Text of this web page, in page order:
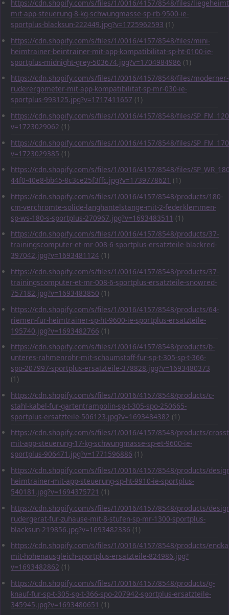
https://cdn.shopify.com/s/files/1/0016/4157/8548/files/
mit-app-steuerung-8-kg-schwungmasse-sp-rb-9500-ie-
sportplus-blacksun-222449.jpg?v=1725962593 (1)
https://cdn.shopify.com/s/files/1/0016/4157/8548/files/mini-
heimtrainer-beintrainer-mit-app-kompatibilitat-sp-ht-0100-ie-
sportplus-midnight-grey-503674.jpg?v=1704984986 (1)
https://cdn.shopify.com/s/files/1/0016/4157/8548/files/moderner-
ruderergometer-mit-app-kompatibilitat-sp-mr-030-ie-
sportplus-993125.jpg?v=1717411657 (1)
https://cdn.shopify.com/s/files/1/0016/4157/8548/files/
v=1723029062 (1)
https://cdn.shopify.com/s/files/1/0016/4157/8548/files/
v=1723029385 (1)
https://cdn.shopify.com/s/files/1/0016/4157/8548/files/
44f0-40e8-bb45-8c3ce25f3ffc.jpg?v=1739778621 (1)
https://cdn.shopify.com/s/files/1/0016/4157/8548/products/180-
cm-verchromte-solide-langhantelstange-mit-2-federklemmen-
sp-ws-180-s-sportplus-270967.jpg?v=1693483511 (1)
https://cdn.shopify.com/s/files/1/0016/4157/8548/products/37-
trainingscomputer-et-mr-008-6-sportplus-ersatzteile-blackred-
397042.jpg?v=1693481124 (1)
https://cdn.shopify.com/s/files/1/0016/4157/8548/products/37-
trainingscomputer-et-mr-008-6-sportplus-ersatzteile-snowred-
757182.jpg?v=1693483850 (1)
https://cdn.shopify.com/s/files/1/0016/4157/8548/products/64-
riemen-fur-heimtrainer-sp-ht-9600-ie-sportplus-ersatzteile-
195740.jpg?v=1693482766 (1)
https://cdn.shopify.com/s/files/1/0016/4157/8548/products/b-
unteres-rahmenrohr-mit-schaumstoff-fur-sp-t-305-sp-t-366-
spo-207997-sportplus-ersatzteile-378828.jpg?v=1693480373
(1)
https://cdn.shopify.com/s/files/1/0016/4157/8548/products/c-
stahl-kabel-fur-gartentrampolin-sp-t-305-spo-250665-
sportplus-ersatzteile-506123.jpg?v=1693484382 (1)
https://cdn.shopify.com/s/files/1/0016/4157/8548/products/
mit-app-steuerung-17-kg-schwungmasse-sp-et-9600-ie-
sportplus-906471.jpg?v=1771596886 (1)
https://cdn.shopify.com/s/files/1/0016/4157/8548/products/
heimtrainer-mit-app-steuerung-sp-ht-9910-ie-sportplus-
540181.jpg?v=1694375721 (1)
https://cdn.shopify.com/s/files/1/0016/4157/8548/products/
rudergerat-fur-zuhause-mit-8-stufen-sp-mr-1300-sportplus-
blacksun-219856.jpg?v=1693482336 (1)
https://cdn.shopify.com/s/files/1/0016/4157/8548/products/
mit-hohenausgleich-sportplus-ersatzteile-824986.jpg?
v=1693482862 (1)
https://cdn.shopify.com/s/files/1/0016/4157/8548/products/g-
knauf-fur-sp-t-305-sp-t-366-spo-207942-sportplus-ersatzteile-
345945.jpg?v=1693480651 (1)